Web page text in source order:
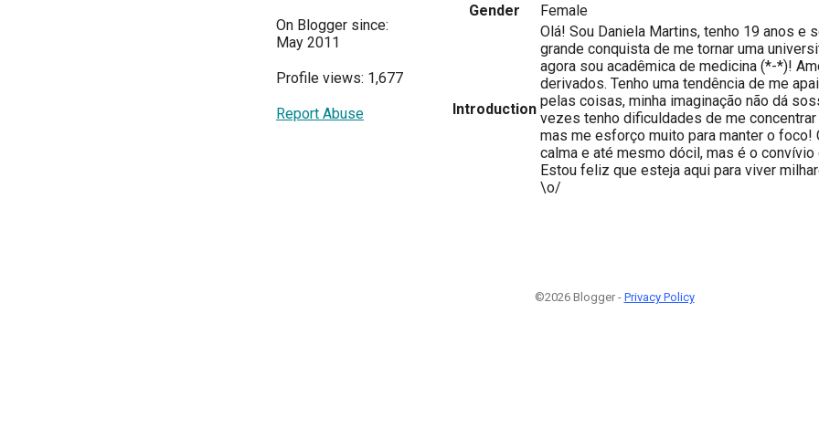
On Blogger since:
May 2011
Profile views: 1,677
Report Abuse
Gender Female
Introduction
Olá! Sou Daniela Martins, tenho 19 anos e
grande conquista de me tornar uma
agora sou acadêmica de medicina (*-*)!
derivados. Tenho uma tendência de me
pelas coisas, minha imaginação não dá
vezes tenho dificuldades de me
mas me esforço muito para manter o foco!
calma e até mesmo dócil, mas é o
Estou feliz que esteja aqui para viver
\o/
©2026 Blogger - Privacy Policy